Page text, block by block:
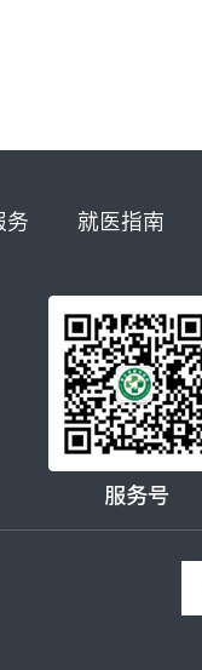
务 就医指南
服务号